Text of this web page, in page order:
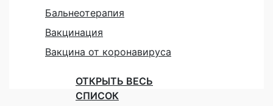
Бальнеотерапия
Вакцинация
Вакцина от коронавируса
ОТКРЫТЬ ВЕСЬ
СПИСОК